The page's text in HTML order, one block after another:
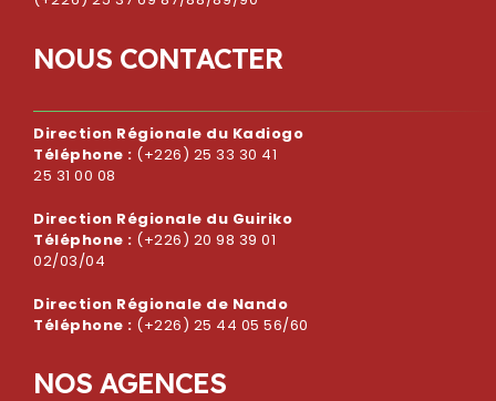
NOUS CONTACTER
Direction Régionale du Kadiogo
Téléphone : (+226) 25 33 30 41
25 31 00 08
Direction Régionale du Guiriko
Téléphone : (+226) 20 98 39 01
02/03/04
Direction Régionale de Nando
Téléphone : (+226) 25 44 05 56/60
NOS AGENCES